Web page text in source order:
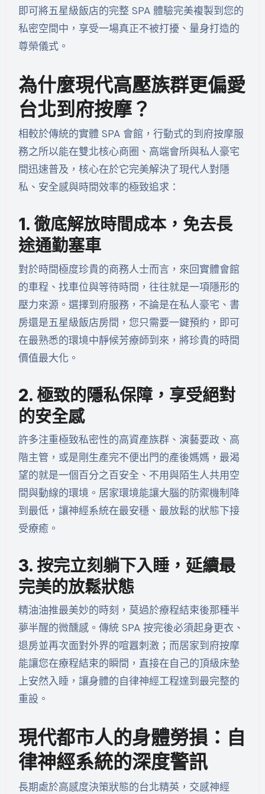
即可將五星級飯店的完整 SPA 體驗完美複製到您的
私密空間中，享受一場真正不被打擾、量身打造的
尊榮儀式。
為什麼現代高壓族群更偏愛
台北到府按摩？
相較於傳統的實體 SPA 會館，行動式的到府按摩服
務之所以能在雙北核心商圈、高端會所與私人豪宅
間迅速普及，核心在於它完美解決了現代人對隱
私、安全感與時間效率的極致追求：
1. 徹底解放時間成本，免去長
途通勤塞車
對於時間極度珍貴的商務人士而言，來回實體會館
的車程、找車位與等待時間，往往就是一項隱形的
壓力來源。選擇到府服務，不論是在私人豪宅、書
房還是五星級飯店房間，您只需要一鍵預約，即可
在最熟悉的環境中靜候芳療師到來，將珍貴的時間
價值最大化。
2. 極致的隱私保障，享受絕對
的安全感
許多注重極致私密性的高資產族群、演藝要政、高
階主管，或是剛生產完不便出門的產後媽媽，最渴
望的就是一個百分之百安全、不用與陌生人共用空
間與動線的環境。居家環境能讓大腦的防禦機制降
到最低，讓神經系統在最安穩、最放鬆的狀態下接
受療癒。
3. 按完立刻躺下入睡，延續最
完美的放鬆狀態
精油油推最美妙的時刻，莫過於療程結束後那種半
夢半醒的微醺感。傳統 SPA 按完後必須起身更衣、
退房並再次面對外界的喧囂刺激；而居家到府按摩
能讓您在療程結束的瞬間，直接在自己的頂級床墊
上安然入睡，讓身體的自律神經工程達到最完整的
重設。
現代都市人的身體勞損：自
律神經系統的深度警訊
長期處於高感度決策狀態的台北精英，交感神經